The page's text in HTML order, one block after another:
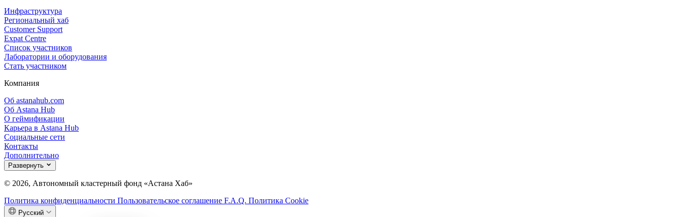
Инфраструктура
Региональный хаб
Customer Support
Expat Centre
Список участников
Лаборатории и оборудования
Стать участником
Компания
Об astanahub.com
Об Astana Hub
О геймификации
Карьера в Astana Hub
Социальные сети
Контакты
Дополнительно
Развернуть
© 2026, Автономный кластерный фонд «Астана Хаб»
Политика конфиденциальности Пользовательское соглашение F.A.Q. Политика Cookie
Русский